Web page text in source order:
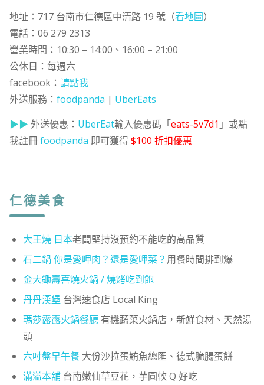
地址：717 台南市仁德區中清路 19 號（看地圖）
電話：06 279 2313
營業時間：10:30 – 14:00、16:00 – 21:00
公休日：每週六
facebook： 請點我
外送服務： foodpanda | UberEats
▶▶ 外送優惠： UberEat輸入優惠碼「eats-5v7d1 」或點
我註冊foodpanda 即可獲得$100 折扣優惠
仁德美食
大王燒 日本老闆堅持沒預約不能吃的高品質
石二鍋 你是愛呷肉？還是愛呷菜？ 用餐時間排到爆
金大鋤壽喜燒火鍋 / 燒烤吃到飽
丹丹漢堡 台灣速食店 Local King
瑪莎露露火鍋餐廳有機蔬菜火鍋店，新鮮食材、天然湯
頭
六吋盤早午餐大份沙拉蛋鮪魚總匯、德式脆腸蛋餅
滿溢本舖台南嫩仙草豆花，芋圓軟 Q 好吃